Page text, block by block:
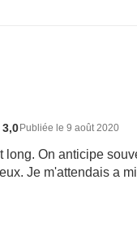
3,0 Publiée le 9 août 2020
long. On anticipe
Je m'attendais a